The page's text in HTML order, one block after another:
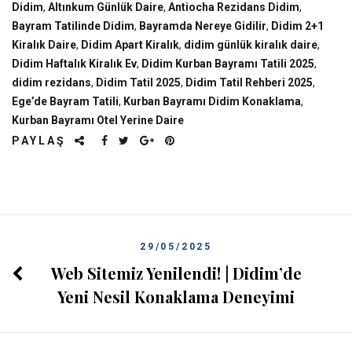
Didim, Altınkum Günlük Daire, Antiocha Rezidans Didim,
Bayram Tatilinde Didim, Bayramda Nereye Gidilir, Didim 2+1
Kiralık Daire, Didim Apart Kiralık, didim günlük kiralık daire,
Didim Haftalık Kiralık Ev, Didim Kurban Bayramı Tatili 2025,
didim rezidans, Didim Tatil 2025, Didim Tatil Rehberi 2025,
Ege’de Bayram Tatili, Kurban Bayramı Didim Konaklama,
Kurban Bayramı Otel Yerine Daire
PAYLAŞ
29/05/2025
Web Sitemiz Yenilendi! | Didim’de
Yeni Nesil Konaklama Deneyimi